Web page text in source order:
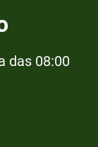
das 08:00